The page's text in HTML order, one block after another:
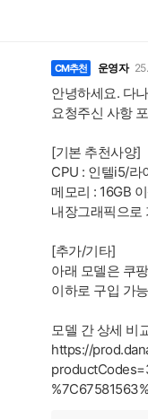
CM추천 운영자
안녕하세요. 다
요청주신 사항
[기본 추천사양]
CPU : 인텔i5/라
메모리 : 16GB
내장그래픽으로
[추가/기타]
아래 모델은 쿠
이하로 구입 가
모델 간 상세 비
https://